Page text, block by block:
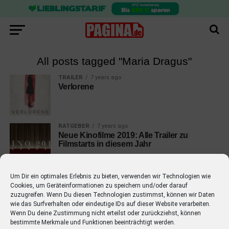
Um Dir ein optimales Erlebnis zu bieten, verwenden wir Technologien wie
Cookies, um Geräteinformationen zu speichern und/oder darauf
zuzugreifen. Wenn Du diesen Technologien zustimmst, können wir Daten
wie das Surfverhalten oder eindeutige IDs auf dieser Website verarbeiten.
Wenn Du deine Zustimmung nicht erteilst oder zurückziehst, können
bestimmte Merkmale und Funktionen beeinträchtigt werden.
All posts tagged "Maria Dragus"
TRAILER 7 years ago
Verlorene
RATGEBER 7 years ago
Neue Kinofilme 2019: Alle Trailer zu
Filmstarts in diesem Jahr
EMPFOHLEN